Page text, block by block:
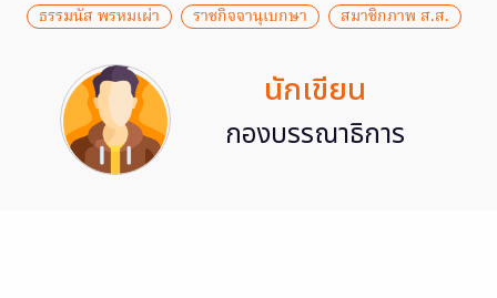
ธรรมนัส พรหมเผ่า ราชกิจจานุเบกษา สมาชิกภาพ ส.ส.
นักเขียน
กองบรรณาธิการ